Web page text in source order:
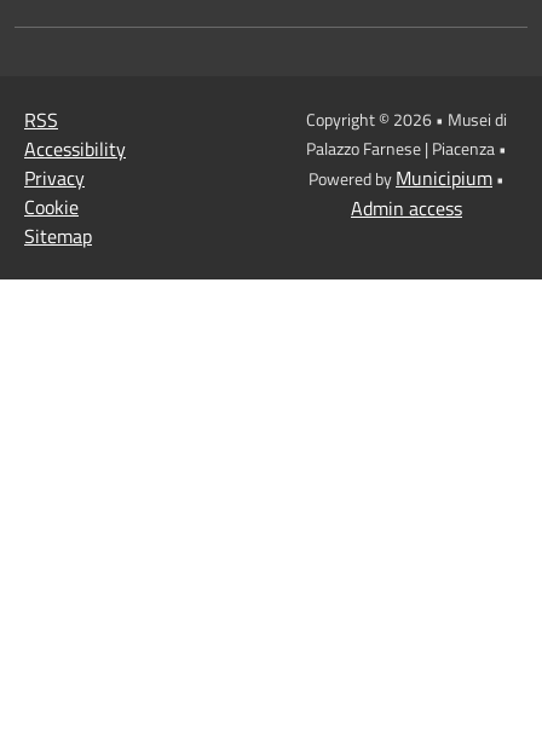
RSS
Accessibility
Privacy
Cookie
Sitemap
Copyright © 2026 • Musei di
Palazzo Farnese | Piacenza •
Powered byMunicipium•
Admin access